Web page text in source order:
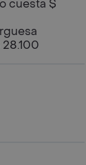
cuesta $